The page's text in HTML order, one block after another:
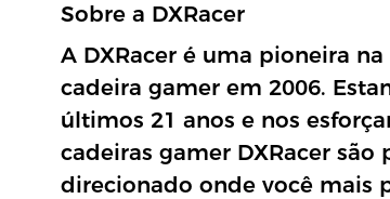
Sobre a DXRacer
A DXRacer é uma pioneira
cadeira gamer em 2006.
últimos 21 anos e nos
cadeiras gamer DXRacer
direcionado onde você mais